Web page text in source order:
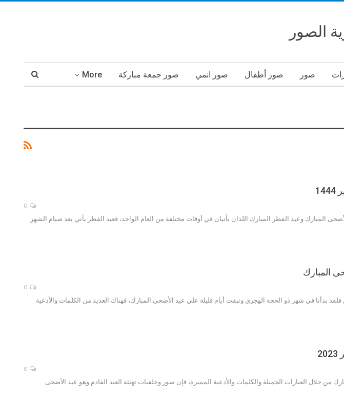
الصور
صور صور أطفال صور انمي صور جمعة مباركة More
المبارك وعيد الفطر المبارك اللذان يأتيان في أوقات مختلفة من العام الواحد، فعيد الفطر يأتي بعد صيام الشهر
بدأنا في شهر ذو الحجة الهجري وتبقت أيام قليلة علي عيد الأضحى المبارك، فهناك العديد من الكلمات والأدعية
من خلال العبارات الجميلة والكلمات والأدعية المميزة، فإن صور وخلفيات تهنئة العيد القادم وهو عيد الأضحى